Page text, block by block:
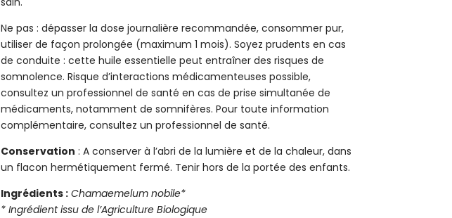
Ne pas : dépasser la dose journalière recommandée, consommer pur,
utiliser de façon prolongée (maximum 1 mois). Soyez prudents en cas
de conduite : cette huile essentielle peut entraîner des risques de
somnolence. Risque d’interactions médicamenteuses possible,
consultez un professionnel de santé en cas de prise simultanée de
médicaments, notamment de somnifères. Pour toute information
complémentaire, consultez un professionnel de santé.
Conservation : A conserver à l’abri de la lumière et de la chaleur, dans
un flacon hermétiquement fermé. Tenir hors de la portée des enfants.
Ingrédients : Chamaemelum nobile*
* Ingrédient issu de l’Agriculture Biologique